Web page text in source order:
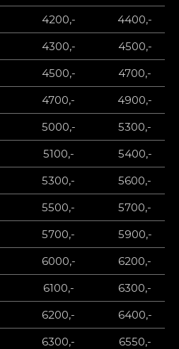
4200,-
4400,-
4300,-
4500,-
4500,-
4700,-
4700,-
4900,-
5000,-
5300,-
5100,-
5400,-
5300,-
5600,-
5500,-
5700,-
5700,-
5900,-
6000,-
6200,-
6100,-
6300,-
6200,-
6400,-
6300,-
6550,-